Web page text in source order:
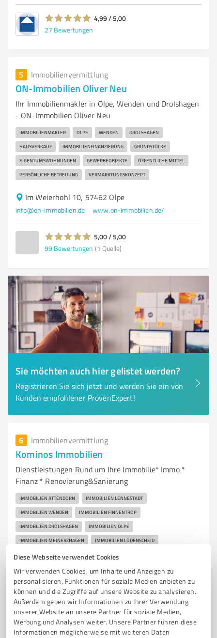
Diese Webseite verwendet Cookies
Wir verwenden Cookies, um Inhalte und Anzeigen zu
personalisieren, Funktionen für soziale Medien anbieten zu
können und die Zugriffe auf unsere Website zu analysieren.
Außerdem geben wir Informationen zu Ihrer Verwendung
unserer Website an unsere Partner für soziale Medien,
Werbung und Analysen weiter. Unsere Partner führen diese
Informationen möglicherweise mit weiteren Daten
4,99 / 5,00
27 Bewertungen
5 Immobilienvermittlung
ON-Immobilien Oliver Neu
Ihr Immobilienmakler in Olpe, Wenden und Drolshagen
- ON-Immobilien Oliver Neu
IMMOBILIENMAKLER OLPE WENDEN DROLSHAGEN
HAUSVERKAUF IMMOBILIENFINANZIERUNG GRUNDSTÜCKE
EIGENTUMSWOHNUNGEN GEWERBEOBJEKTE ÖFFENTLICHE MITTEL
PERSÖNLICHE BETREUUNG VERMARKTUNGSKONZEPT
Im Weierhohl 10, 57462 Olpe
info@on-immobilien.de www.on-immobilien.de/
5,00 / 5,00
99 Bewertungen (1 Quelle)
Sie möchten auch hier gelistet werden?
Registrieren Sie sich jetzt und werden Sie ein von
Kunden empfohlener ProvenExpert!
6 Immobilienvermittlung
Kominos Immobilien
Dienstleistungen Rund um Ihre Immobilie* Immo *
Finanz * Renovierung&Sanierung
IMMOBILIEN ATTENDORN IMMOBILIEN LENNESTADT
IMMOBILIEN WENDEN IMMOBILIEN FINNENTROP
IMMOBILIEN DROLSHAGEN IMMOBILIEN OLPE
IMMOBILIEN MEINERZHAGEN IMMOBILIEN LÜDENSCHEID
HAUS KAUFEN HAUS VERKAUFEN HAUS MIETEN
WOHNUNG KAUFEN WOHNUNG VERKAUFEN WOHNUNG MIETEN
WOHNUNG VERMIETEN FINANZIERUNG WERTERMITTLUNG
ATTENDORN HAUSVERWALTUNG
FINNENTROP HAUSVERWALTUNG LENNESTADT HAUSVERWALTUNG
OLPE HAUSVERWALTUNG WENDEN HAUSVERWALTUNG